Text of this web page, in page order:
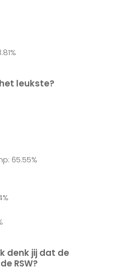
leukste?
65.55%
denk jij dat de
RSW?